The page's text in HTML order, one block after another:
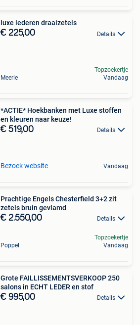
luxe lederen draaizetels
€ 225,00 Details
Meerle
Topzoekertje
Vandaag
*ACTIE* Hoekbanken met Luxe stoffen
en kleuren naar keuze!
€ 519,00 Details
Bezoek website Vandaag
Prachtige Engels Chesterfield 3+2 zit
zetels bruin gevlamd
€ 2.550,00 Details
Poppel
Topzoekertje
Vandaag
Grote FAILLISSEMENTSVERKOOP 250
salons in ECHT LEDER en stof
€ 995,00 Details